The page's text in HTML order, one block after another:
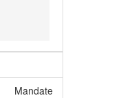
Mandate